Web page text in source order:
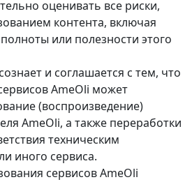
оценивать все риски,
контента, включая
или полезности этого
и соглашается с тем, что
AmeOli может
(воспроизведение)
AmeOli, а также переработки
техническим
иного сервиса.
сервисов AmeOli